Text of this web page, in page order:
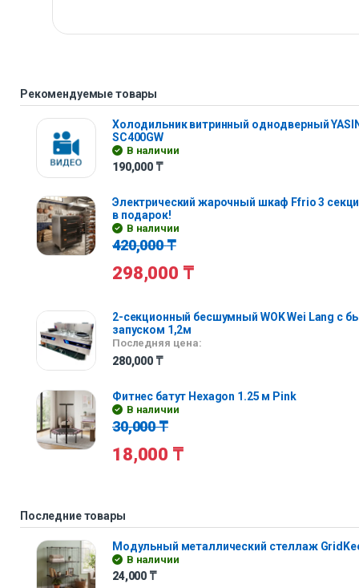
Рекомендуемые товары
Холодильник витринный однодверный
SC400GW
В наличии
190,000 ₸
Электрический жарочный шкаф Ffrio 3
в подарок!
В наличии
420,000₸
298,000 ₸
2-секционный бесшумный WOK Wei Lang с
запуском 1,2м
Последняя цена:
280,000 ₸
Фитнес батут Hexagon 1.25 м Pink
В наличии
30,000₸
18,000 ₸
Последние товары
Модульный металлический стеллаж
В наличии
24,000 ₸